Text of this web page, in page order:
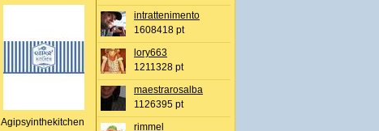
Agipsyinthekitchen
intrattenimento
1608418 pt
lory663
1211328 pt
maestrarosalba
1126395 pt
rimmel